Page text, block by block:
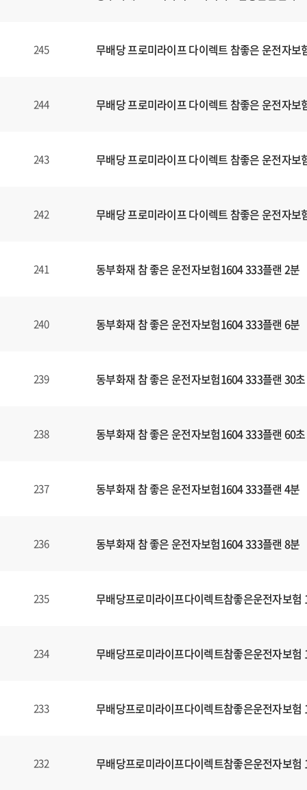
245 무배당 프로미라이프 다이렉트 참좋은 운전자보
244 무배당 프로미라이프 다이렉트 참좋은 운전자보
243 무배당 프로미라이프 다이렉트 참좋은 운전자보
242 무배당 프로미라이프 다이렉트 참좋은 운전자보
241 동부화재 참 좋은 운전자보험1604 333플랜 2분
240 동부화재 참 좋은 운전자보험1604 333플랜 6분
239 동부화재 참 좋은 운전자보험1604 333플랜 30초
238 동부화재 참 좋은 운전자보험1604 333플랜 60초
237 동부화재 참 좋은 운전자보험1604 333플랜 4분
236 동부화재 참 좋은 운전자보험1604 333플랜 8분
235 무배당프로미라이프다이렉트참좋은운전자보험
234 무배당프로미라이프다이렉트참좋은운전자보험
233 무배당프로미라이프다이렉트참좋은운전자보험
232 무배당프로미라이프다이렉트참좋은운전자보험